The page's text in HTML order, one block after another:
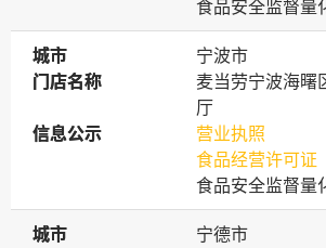
食品安全监督量
城市
城市
宁波市
门店名称
门店名称
麦当劳宁波海曙
厅
信息公示
信息公示
营业执照
食品经营许可证
食品安全监督量
城市
城市
宁德市